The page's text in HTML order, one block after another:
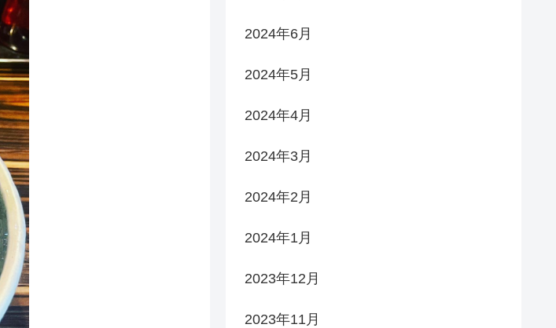
2024年6月
2024年5月
2024年4月
2024年3月
2024年2月
2024年1月
2023年12月
2023年11月